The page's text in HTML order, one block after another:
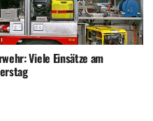
Viele Einsätze am